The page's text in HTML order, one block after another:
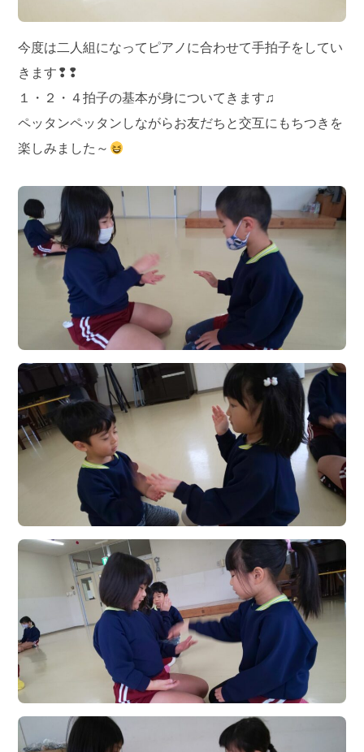
今度は二人組になってピアノに合わせて手拍子をしてい
きます❢❢
１・２・４拍子の基本が身についてきます♫
ペッタンペッタンしながらお友だちと交互にもちつきを
楽しみました～